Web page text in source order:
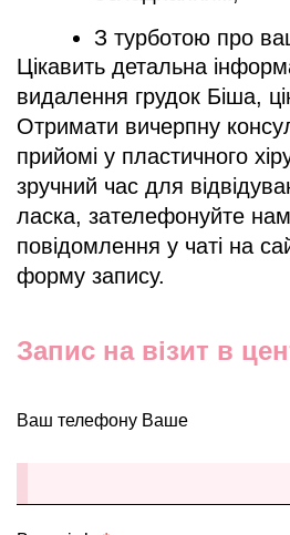
З турботою про
Цікавить детальна
видалення грудок Біша,
Отримати вичерпну
прийомі у пластичного
зручний час для
ласка, зателефонуйте
повідомлення у чаті на
форму запису.
Запис на візит в
Ваш телефону Ваше